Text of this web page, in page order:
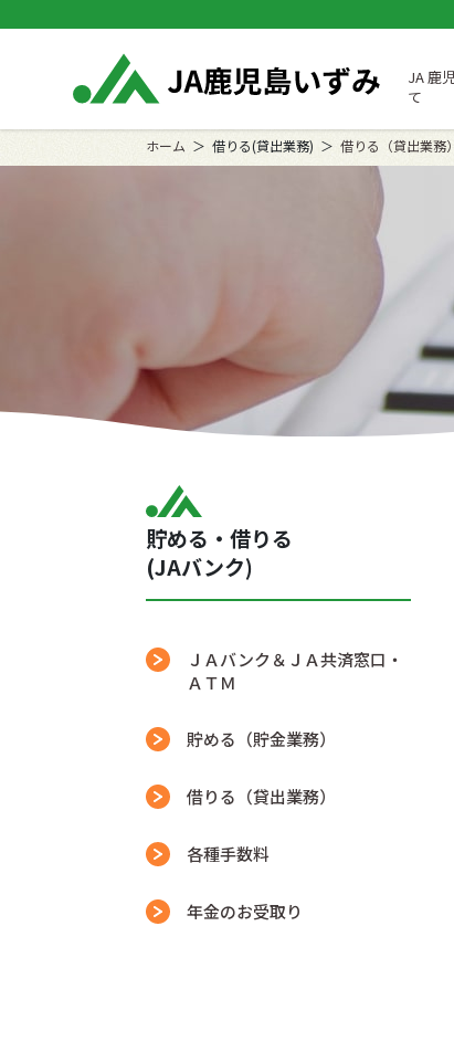
JA 鹿
て
ホーム 借りる(貸出業務) 借りる（貸出業務）
貯める・借りる
(JAバンク)
ＪＡバンク＆ＪＡ共済窓口・
ＡＴＭ
貯める（貯金業務）
借りる（貸出業務）
各種手数料
年金のお受取り